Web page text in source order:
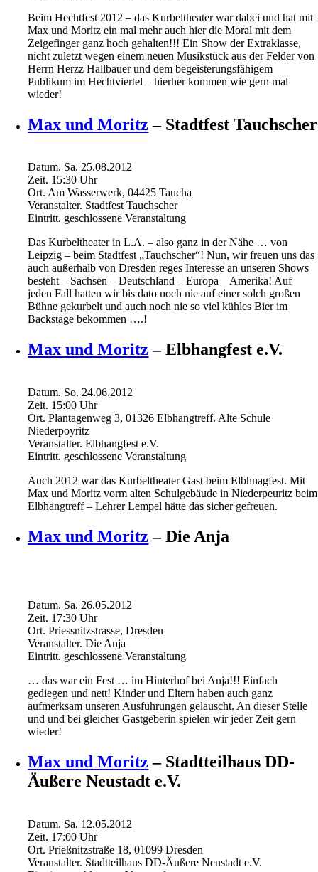
Beim Hechtfest 2012 – das Kurbeltheater war dabei und hat mit
Max und Moritz ein mal mehr auch hier die Moral mit dem
Zeigefinger ganz hoch gehalten!!! Ein Show der Extraklasse,
nicht zuletzt wegen einem neuen Musikstück aus der Felder von
Herrn Herzz Hallbauer und dem begeisterungsfähigem
Publikum im Hechtviertel – hierher kommen wie gern mal
wieder!
Max und Moritz – Stadtfest Tauchscher
Datum. Sa. 25.08.2012
Zeit. 15:30Uhr
Ort. Am Wasserwerk, 04425 Taucha
Veranstalter. Stadtfest Tauchscher
Eintritt. geschlossene Veranstaltung
Das Kurbeltheater in L.A. – also ganz in der Nähe … von
Leipzig – beim Stadtfest „Tauchscher“! Nun, wir freuen uns das
auch außerhalb von Dresden reges Interesse an unseren Shows
besteht – Sachsen – Deutschland – Europa – Amerika! Auf
jeden Fall hatten wir bis dato noch nie auf einer solch großen
Bühne gekurbelt und auch noch nie so viel kühles Bier im
Backstage bekommen ….!
Max und Moritz – Elbhangfest e.V.
Datum. So. 24.06.2012
Zeit. 15:00Uhr
Ort. Plantagenweg 3, 01326 Elbhangtreff. Alte Schule
Niederpoyritz
Veranstalter. Elbhangfest e.V.
Eintritt. geschlossene Veranstaltung
Auch 2012 war das Kurbeltheater Gast beim Elbhnagfest. Mit
Max und Moritz vorm alten Schulgebäude in Niederpeuritz beim
Elbhangtreff – Lehrer Lempel hätte das sicher gefreuen.
Max und Moritz – Die Anja
Datum. Sa. 26.05.2012
Zeit. 17:30Uhr
Ort. Priessnitzstrasse, Dresden
Veranstalter. Die Anja
Eintritt. geschlossene Veranstaltung
… das war ein Fest … im Hinterhof bei Anja!!! Einfach
gediegen und nett! Kinder und Eltern haben auch ganz
aufmerksam unseren Ausführungen gelauscht. An dieser Stelle
und und bei gleicher Gastgeberin spielen wir jeder Zeit gern
wieder!
Max und Moritz – Stadtteilhaus DD-
Äußere Neustadt e.V.
Datum. Sa. 12.05.2012
Zeit. 17:00Uhr
Ort. Prießnitzstraße 18, 01099 Dresden
Veranstalter. Stadtteilhaus DD-Äußere Neustadt e.V.